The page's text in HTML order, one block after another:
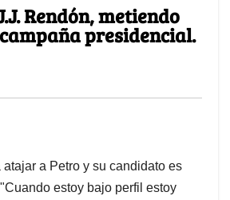
Rendón, metiendo
presidencial.
atajar a Petro y su candidato es
estoy bajo perfil estoy